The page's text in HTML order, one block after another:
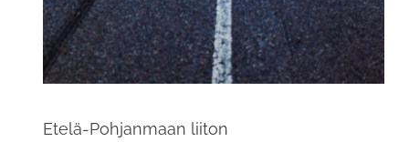
Etelä-Pohjanmaan liiton